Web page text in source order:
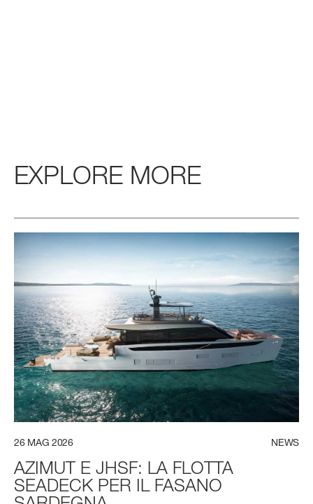
EXPLORE MORE
26 MAG 2026 NEWS
AZIMUT E JHSF: LA FLOTTA
SEADECK PER IL FASANO